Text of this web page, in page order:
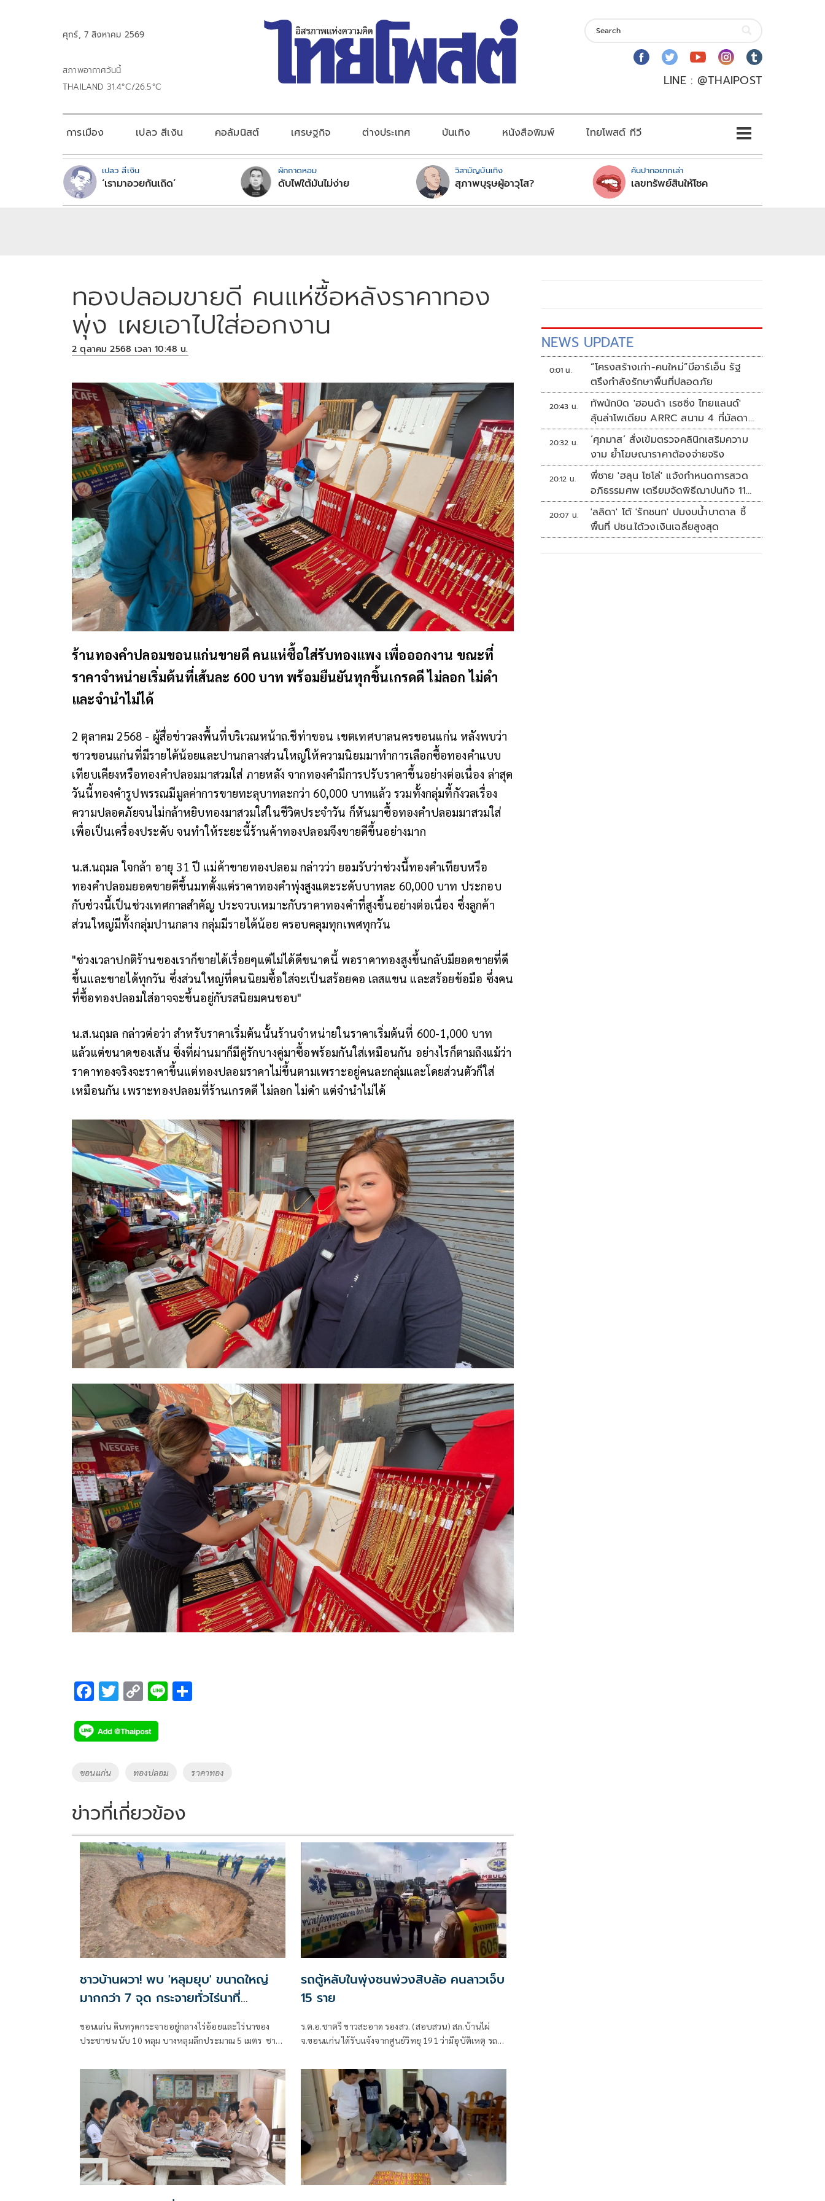
ศุกร์, 7 สิงหาคม 2569
สภาพอากาศวันนี้
THAILAND 31.4°C/26.5°C
LINE : @THAIPOST
การเมือง เปลว สีเงิน คอลัมนิสต์ เศรษฐกิจ ต่างประเทศ บันเทิง หนังสือพิมพ์ ไทยโพสต์ ทีวี
เปลว สีเงิน
‘เรามาอวยกันเถิด’
ผักกาดหอม
ดับไฟใต้มันไม่ง่าย
วิสามัญบันเทิง
สุภาพบุรุษผู้อาวุโส?
คันปากอยากเล่า
เลขทรัพย์สินให้โชค
ทองปลอมขายดี คนแห่ซื้อหลังราคาทอง
พุ่ง เผยเอาไปใส่ออกงาน
2 ตุลาคม 2568 เวลา 10:48 น.
ร้านทองคำปลอมขอนแก่นขายดี คนแห่ซื้อใส่รับทองแพง เพื่อออกงาน ขณะที่
ราคาจำหน่ายเริ่มต้นที่เส้นละ 600 บาท พร้อมยืนยันทุกชิ้นเกรดดี ไม่ลอก ไม่ดำ
และจำนำไม่ได้
2 ตุลาคม 2568 - ผู้สื่อข่าวลงพื้นที่บริเวณหน้าถ.ชีท่าขอน เขตเทศบาลนครขอนแก่น หลังพบว่า
ชาวขอนแก่นที่มีรายได้น้อยและปานกลางส่วนใหญ่ให้ความนิยมมาทำการเลือกซื้อทองคำแบบ
เทียบเคียงหรือทองคำปลอมมาสวมใส่ ภายหลัง จากทองคำมีการปรับราคาขึ้นอย่างต่อเนื่อง ล่าสุด
วันนี้ทองคำรูปพรรณมีมูลค่าการขายทะลุบาทละกว่า 60,000 บาทแล้ว รวมทั้งกลุ่มที้กังวลเรื่อง
ความปลอดภัยจนไม่กล้าหยิบทองมาสวมใส่ในชีวิตประจำวัน ก็หันมาซื้อทองคำปลอมมาสวมใส่
เพื่อเป็นเครื่องประดับ จนทำให้ระยะนี้ร้านค้าทองปลอมจึงขายดีขึ้นอย่างมาก
น.ส.นฤมล ใจกล้า อายุ 31 ปี แม่ค้าขายทองปลอม กล่าวว่า ยอมรับว่าช่วงนี้ทองคำเทียบหรือ
ทองคำปลอมยอดขายดีขึ้นมทตั้งแต่ราคาทองคำพุ่งสูงแตะระดับบาทละ 60,000 บาท ประกอบ
กับช่วงนี้เป็นช่วงเทศกาลสำคัญ ประจวบเหมาะกับราคาทองคำที่สูงขึ้นอย่างต่อเนื่อง ซึ่งลูกค้า
ส่วนใหญ่มีทั้งกลุ่มปานกลาง กลุ่มมีรายได้น้อย ครอบคลุมทุกเพศทุกวัน
"ช่วงเวลาปกติร้านของเราก็ขายได้เรื่อยๆแต่ไม่ได้ดีขนาดนี้ พอราคาทองสูงขึ้นกลับมียอดขายที่ดี
ขึ้นและขายได้ทุกวัน ซึ่งส่วนใหญ่ที่คนนิยมซื้อใส่จะเป็นสร้อยคอ เลสแขน และสร้อยข้อมือ ซึ่งคน
ที่ซื้อทองปลอมใส่อาจจะขึ้นอยู่กับรสนิยมคนชอบ"
น.ส.นฤมล กล่าวต่อว่า สำหรับราคาเริ่มต้นนั้นร้านจำหน่ายในราคาเริ่มต้นที่ 600-1,000 บาท
แล้วแต่ขนาดของเส้น ซึ่งที่ผ่านมาก็มีคู่รักบางคู่มาซื้อพร้อมกันใส่เหมือนกัน อย่างไรก็ตามถึงแม้ว่า
ราคาทองจริงจะราคาขึ้นแต่ทองปลอมราคาไม่ขึ้นตามเพราะอยู่คนละกลุ่มและโดยส่วนตัวก็ใส่
เหมือนกัน เพราะทองปลอมที่ร้านเกรดดี ไม่ลอก ไม่ดำ แต่จำนำไม่ได้
F
e
b
o
k
T
tt
er
C
p
y
Li
k
Li
Tags
ขอนแก่น ทองปลอม ราคาทอง
ข่าวที่เกี่ยวข้อง
ชาวบ้านผวา! พบ 'หลุมยุบ' ขนาดใหญ่
มากกว่า 7 จุด กระจายทั่วไร่นาที่
ขอนแก่น ดินทรุดกระจายอยู่กลางไร่อ้อยและไร่นาของ
ประชาชน นับ 10 หลุม บางหลุมลึกประมาณ 5 เมตร ชาว
หาแนวทางช่วยเห
รถตู้หลับในพุ่งชนพ่วงสิบล้อ คนลาวเจ็บ
15 ราย
ร.ต.อ.ชาตรี ขาวสะอาด รองสว. (สอบสวน) สภ.บ้านไผ่
จ.ขอนแก่น ได้รับแจ้งจากศูนย์วิทยุ 191 ว่ามีอุบัติเหตุ รถตู้
NEWS UPDATE
0:01 น.
“โครงสร้างเก่า-คนใหม่”บีอาร์เอ็น รัฐ
ตรึงกำลังรักษาพื้นที่ปลอดภัย
20:43 น.
ทัพนักบิด 'ฮอนด้า เรซซิ่ง ไทยแลนด์'
ลุ้นล่าโพเดียม ARRC สนาม 4 ที่มัลดาลิ
กา
20:32 น.
‘ศุภมาส’ สั่งเข้มตรวจคลินิกเสริมความ
งาม ย้ำโฆษณาราคาต้องจ่ายจริง
20:12 น.
พี่ชาย 'ฮลุน โซโล่' แจ้งกำหนดการสวด
อภิธรรมศพ เตรียมจัดพิธีฌาปนกิจ 11
ส.ค.
20:07 น.
'ลลิดา' โต้ 'รักชนก' ปมงบน้ำบาดาล ชี้
พื้นที่ ปชน.ได้วงเงินเฉลี่ยสูงสุด